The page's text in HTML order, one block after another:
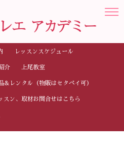
レッスンスケジュール
介 上尾教室
&レンタル（物販はセタペイ可）
スン、取材お問合せはこちら